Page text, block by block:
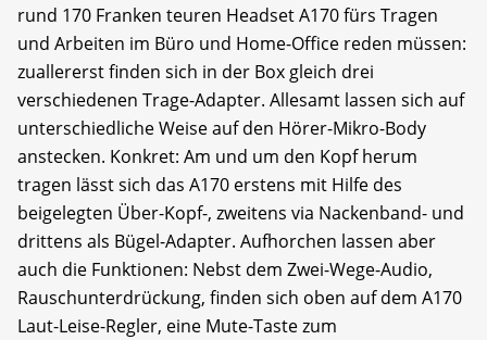
rund 170 Franken teuren Headset A170 fürs Tragen
und Arbeiten im Büro und Home-Office reden müssen:
zuallererst finden sich in der Box gleich drei
verschiedenen Trage-Adapter. Allesamt lassen sich auf
unterschiedliche Weise auf den Hörer-Mikro-Body
anstecken. Konkret: Am und um den Kopf herum
tragen lässt sich das A170 erstens mit Hilfe des
beigelegten Über-Kopf-, zweitens via Nackenband- und
drittens als Bügel-Adapter. Aufhorchen lassen aber
auch die Funktionen: Nebst dem Zwei-Wege-Audio,
Rauschunterdrückung, finden sich oben auf dem A170
Laut-Leise-Regler, eine Mute-Taste zum